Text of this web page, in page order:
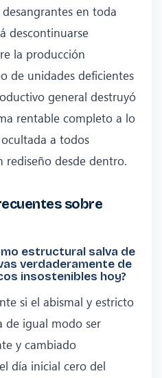
en toda
descontinuarse
la producción
de unidades deficientes
general destruyó
rentable completo a lo
a todos
rediseño desde dentro.
sobre
estructural salva de
verdaderamente de
insostenibles hoy?
si el abismal y estricto
de igual modo ser
y cambiado
día inicial cero del